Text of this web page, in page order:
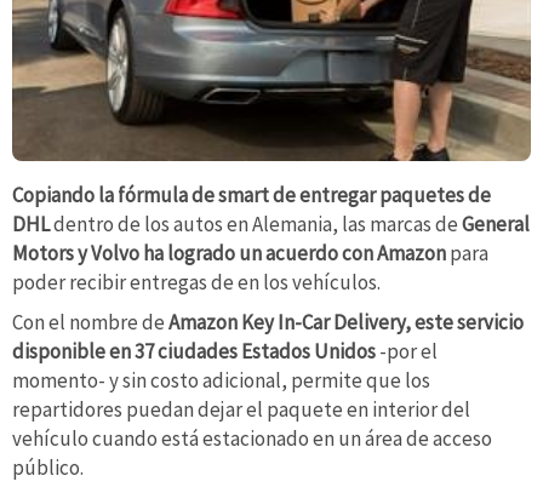
Copiando la fórmula de smart de entregar paquetes de
DHLdentro de los autos en Alemania, las marcas deGeneral
Motors y Volvo ha logrado un acuerdo con Amazonpara
poder recibir entregas de en los vehículos.
Con el nombre deAmazon Key In-Car Delivery, este servicio
disponible en 37 ciudades Estados Unidos-por el
momento- y sin costo adicional, permite que los
repartidores puedan dejar el paquete en interior del
vehículo cuando está estacionado en un área de acceso
público.